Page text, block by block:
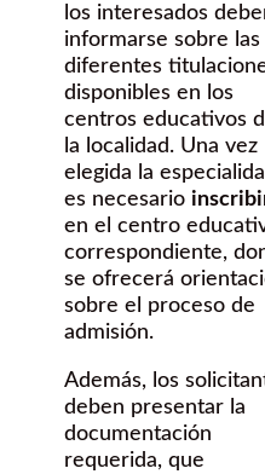
los interesados
informarse sobre las
diferentes
disponibles en los
centros educativos
la localidad. Una vez
elegida la
es necesario
en el centro
correspondiente,
se ofrecerá
sobre el proceso de
admisión.
Además, los
deben presentar la
documentación
requerida, que